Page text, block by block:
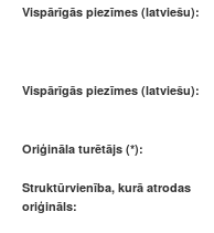
Vispārīgās piezīmes (latviešu):
Vispārīgās piezīmes (latviešu):
Oriģināla turētājs (*):
Struktūrvienība, kurā atrodas
oriģināls: